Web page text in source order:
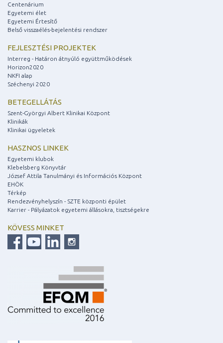
Centenárium
Egyetemi élet
Egyetemi Értesítő
Belső visszaélés-bejelentési rendszer
FEJLESZTÉSI PROJEKTEK
Interreg - Határon átnyúló együttműködések
Horizon2020
NKFI alap
Széchenyi 2020
BETEGELLÁTÁS
Szent-Györgyi Albert Klinikai Központ
Klinikák
Klinikai ügyeletek
HASZNOS LINKEK
Egyetemi klubok
Klebelsberg Könyvtár
József Attila Tanulmányi és Információs Központ
EHÖK
Térkép
Rendezvényhelyszín - SZTE központi épület
Karrier - Pályázatok egyetemi állásokra, tisztségekre
KÖVESS MINKET